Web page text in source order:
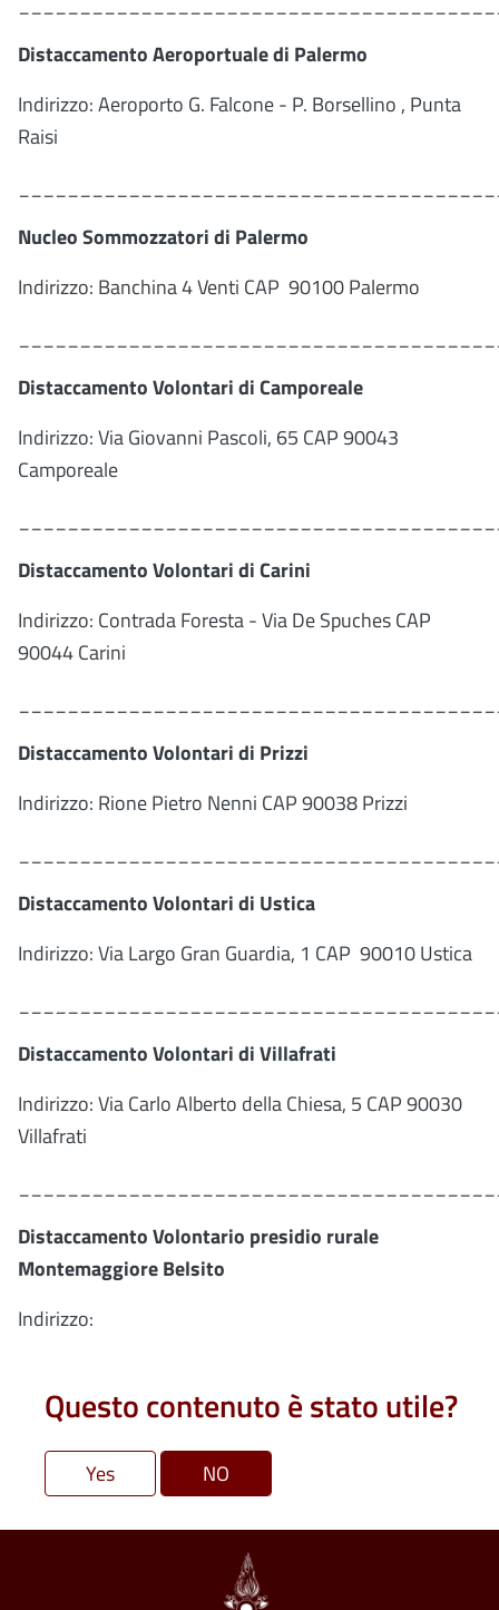
Distaccamento Aeroportuale di Palermo
Indirizzo: Aeroporto G. Falcone - P. Borsellino , Punta
Raisi
Nucleo Sommozzatori di Palermo
Indirizzo: Banchina 4 Venti CAP 90100 Palermo
Distaccamento Volontari di Camporeale
Indirizzo: Via Giovanni Pascoli, 65 CAP 90043
Camporeale
Distaccamento Volontari di Carini
Indirizzo: Contrada Foresta - Via De Spuches CAP
90044 Carini
Distaccamento Volontari di Prizzi
Indirizzo: Rione Pietro Nenni CAP 90038 Prizzi
Distaccamento Volontari di Ustica
Indirizzo: Via Largo Gran Guardia, 1 CAP 90010 Ustica
Distaccamento Volontari di Villafrati
Indirizzo: Via Carlo Alberto della Chiesa, 5 CAP 90030
Villafrati
Distaccamento Volontario presidio rurale
Montemaggiore Belsito
Indirizzo:
Questo contenuto è stato utile?